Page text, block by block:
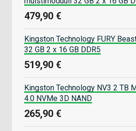
479,90 €
Kingston Technology FURY
32 GB 2 x 16 GB DDR5
519,90 €
Kingston Technology NV3 2 TB
4.0 NVMe 3D NAND
265,90 €